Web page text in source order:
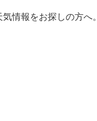
情報をお探しの方へ。